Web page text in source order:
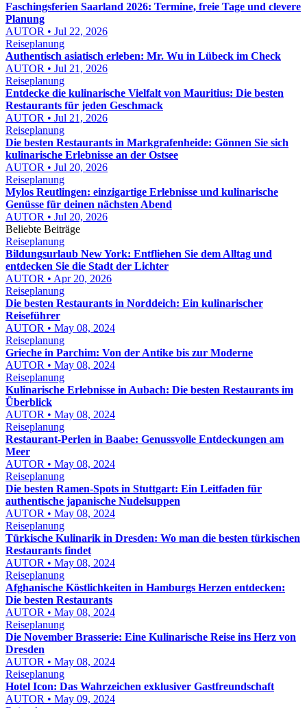
Faschingsferien Saarland 2026: Termine, freie Tage und clevere
Planung
AUTOR • Jul 22, 2026
Reiseplanung
Authentisch asiatisch erleben: Mr. Wu in Lübeck im Check
AUTOR • Jul 21, 2026
Reiseplanung
Entdecke die kulinarische Vielfalt von Mauritius: Die besten
Restaurants für jeden Geschmack
AUTOR • Jul 21, 2026
Reiseplanung
Die besten Restaurants in Markgrafenheide: Gönnen Sie sich
kulinarische Erlebnisse an der Ostsee
AUTOR • Jul 20, 2026
Reiseplanung
Mylos Reutlingen: einzigartige Erlebnisse und kulinarische
Genüsse für deinen nächsten Abend
AUTOR • Jul 20, 2026
Beliebte Beiträge
Reiseplanung
Bildungsurlaub New York: Entfliehen Sie dem Alltag und
entdecken Sie die Stadt der Lichter
AUTOR • Apr 20, 2026
Reiseplanung
Die besten Restaurants in Norddeich: Ein kulinarischer
Reiseführer
AUTOR • May 08, 2024
Reiseplanung
Grieche in Parchim: Von der Antike bis zur Moderne
AUTOR • May 08, 2024
Reiseplanung
Kulinarische Erlebnisse in Aubach: Die besten Restaurants im
Überblick
AUTOR • May 08, 2024
Reiseplanung
Restaurant-Perlen in Baabe: Genussvolle Entdeckungen am
Meer
AUTOR • May 08, 2024
Reiseplanung
Die besten Ramen-Spots in Stuttgart: Ein Leitfaden für
authentische japanische Nudelsuppen
AUTOR • May 08, 2024
Reiseplanung
Türkische Kulinarik in Dresden: Wo man die besten türkischen
Restaurants findet
AUTOR • May 08, 2024
Reiseplanung
Afghanische Köstlichkeiten in Hamburgs Herzen entdecken:
Die besten Restaurants
AUTOR • May 08, 2024
Reiseplanung
Die November Brasserie: Eine Kulinarische Reise ins Herz von
Dresden
AUTOR • May 08, 2024
Reiseplanung
Hotel Icon: Das Wahrzeichen exklusiver Gastfreundschaft
AUTOR • May 09, 2024